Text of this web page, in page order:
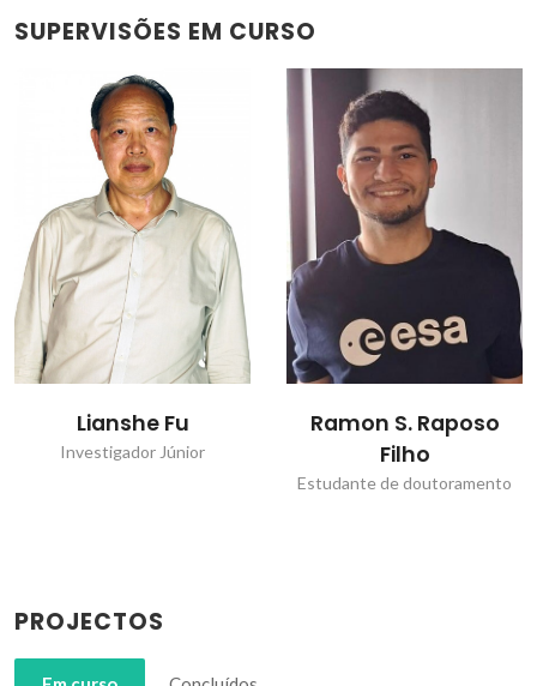
SUPERVISÕES EM CURSO
Lianshe Fu
Investigador Júnior
Ramon S. Raposo
Filho
Estudante de doutoramento
PROJECTOS